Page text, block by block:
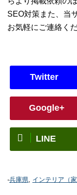
SEO対策また、当
お気軽にご連絡く
Twitter
Google+
LINE
-兵庫県, インテリア（